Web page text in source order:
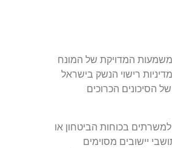
המדויקת של המונח
רישוי הנשק בישראל
הסיכונים הכרוכים
בדרך כלל נדרש גיל מינימלי (לרוב 21 ומעלה, עם חריגים למשרתים בכוחות הביטחון או
יישובים מסוימים